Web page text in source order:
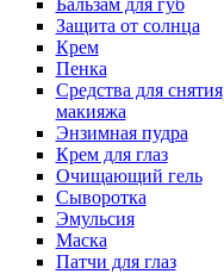
Бальзам для губ
Защита от солнца
Крем
Пенка
Средства для снятия
макияжа
Энзимная пудра
Крем для глаз
Очищающий гель
Сыворотка
Эмульсия
Маска
Патчи для глаз